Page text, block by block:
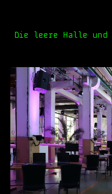
Die leere Halle und